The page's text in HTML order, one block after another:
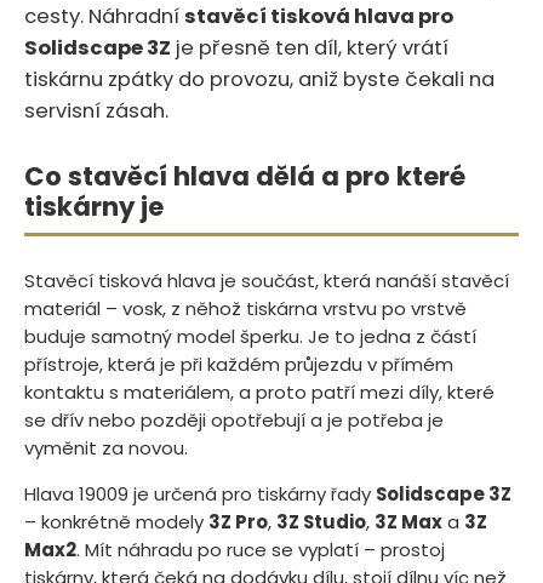
cesty.‍​‍​‌‌‌​​‌‌​‌‌​‌​​​‌​​​‌​‌​​‌‌​‌​‌‌ Náhradnístavěcí tisková hlava pro
Solidscape 3Z je přesně ten díl, který vrátí
tiskárnu zpátky do provozu, aniž byste čekali na
servisní zásah.
Co stavěcí hlava dělá a pro které
tiskárny je
Stavěcí tisková hlava je součást, která nanáší stavěcí
materiál – vosk, z něhož tiskárna vrstvu po vrstvě
buduje samotný model šperku. Je to jedna z částí
přístroje, která je při každém průjezdu v přímém
kontaktu s materiálem, a proto patří mezi díly, které
se dřív nebo později opotřebují a je potřeba je
vyměnit za novou.
Hlava 19009 je určená pro tiskárny řady Solidscape 3Z
– konkrétně modely 3Z Pro, 3Z Studio, 3Z Maxa 3Z
Max2. Mít náhradu po ruce se vyplatí – prostoj
tiskárny, která čeká na dodávku dílu, stojí dílnu víc než